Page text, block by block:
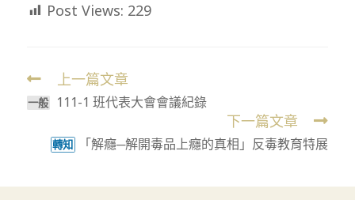
Post Views: 229
Read
more
上一篇文章
一般 111-1 班代表大會會議紀錄
下一篇文章
轉知 「解癮─解開毒品上癮的真相」反毒教育特展